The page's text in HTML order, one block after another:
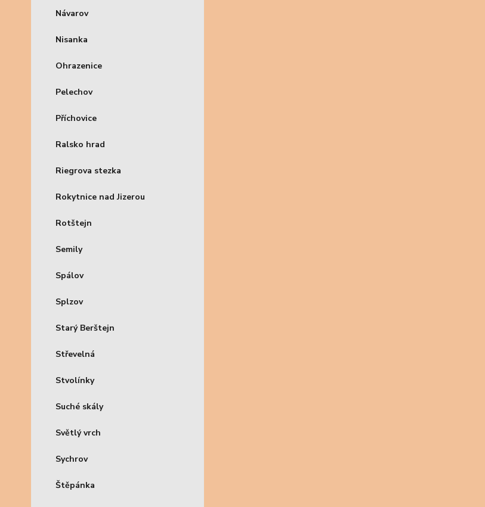
Návarov
Nisanka
Ohrazenice
Pelechov
Příchovice
Ralsko hrad
Riegrova stezka
Rokytnice nad Jizerou
Rotštejn
Semily
Spálov
Splzov
Starý Berštejn
Střevelná
Stvolínky
Suché skály
Světlý vrch
Sychrov
Štěpánka